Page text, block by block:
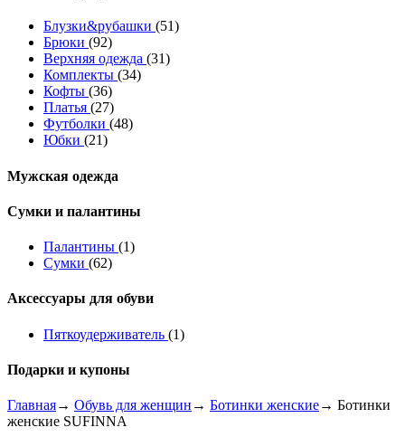
Блузки&рубашки (51)
Брюки (92)
Верхняя одежда (31)
Комплекты (34)
Кофты (36)
Платья (27)
Футболки (48)
Юбки (21)
Мужская одежда
Сумки и палантины
Палантины (1)
Сумки (62)
Аксессуары для обуви
Пяткоудерживатель (1)
Подарки и купоны
Главная→ Обувь для женщин → Ботинки женские→ Ботинки
женские SUFINNA